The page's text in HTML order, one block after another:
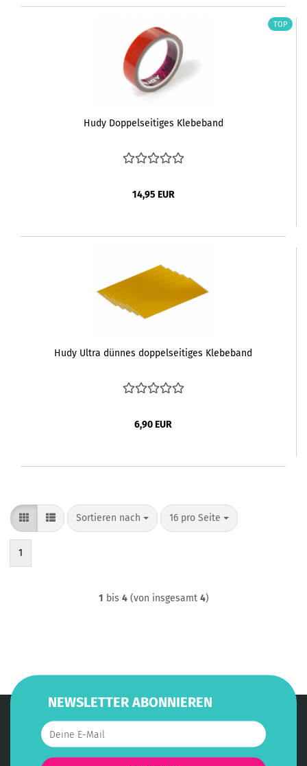
TOP
Hudy Doppelseitiges Klebeband
14,95 EUR
Hudy Ultra dünnes doppelseitiges Klebeband
6,90 EUR
Sortieren nach
Sortieren nach 16 pro Seite
pro Seite
1
1 bis 4(von insgesamt 4)
NEWSLETTER ABONNIEREN